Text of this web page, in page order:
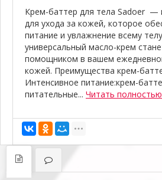
Крем-баттер для тела Sadoer —
для ухода за кожей, которое
питание и увлажнение всему
универсальный масло-крем
помощником в вашем
кожей. Преимущества крем-
Интенсивное питание:крем-
питательные... Читать